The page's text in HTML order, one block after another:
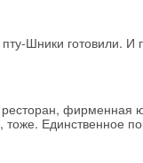
пту-Шники
фирменная
Единственное